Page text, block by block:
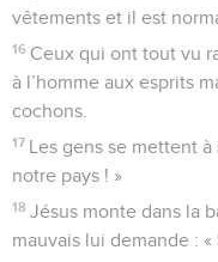
vêtements et il est
16 Ceux qui ont tout vu
à l’homme aux esprits
cochons.
17 Les gens se mettent
notre pays ! »
18 Jésus monte dans la
mauvais lui demande :